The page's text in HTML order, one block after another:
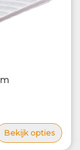
Bekijk opties